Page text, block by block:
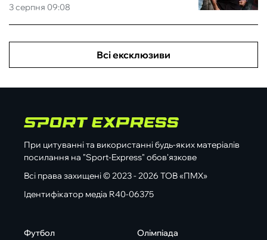
3 серпня 09:08
Всі ексклюзиви
При цитуванні та використанні будь-яких матеріалів
посилання на "Sport-Express" обов'язкове
Всі права захищені © 2023 - 2026 ТОВ «ПМХ»
Ідентифікатор медіа R40-06375
Футбол
Олімпіада